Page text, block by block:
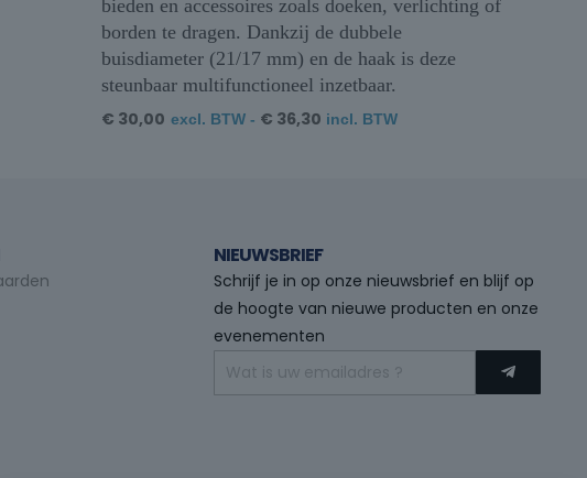
bieden en accessoires zoals doeken, verlichting of
borden te dragen. Dankzij de dubbele
buisdiameter (21/17 mm) en de haak is deze
steunbaar multifunctioneel inzetbaar.
€ 30,00 excl. BTW - € 36,30 incl. BTW
NIEUWSBRIEF
Schrijf je in op onze nieuwsbrief en blijf op
de hoogte van nieuwe producten en onze
evenementen